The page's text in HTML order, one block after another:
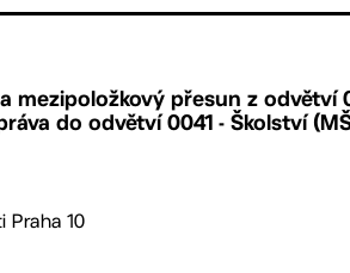
mezipoložkový přesun z odvětví
do odvětví 0041 - Školství
Praha 10